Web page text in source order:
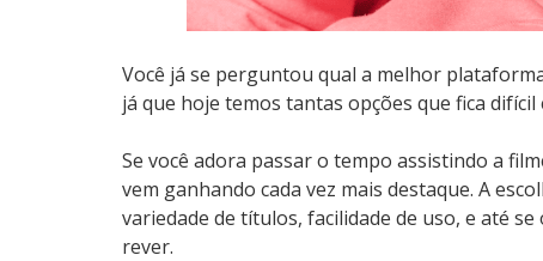
Você já se perguntou qual a melhor
já que hoje temos tantas opções que fica difícil
Se você adora passar o tempo assistindo a
vem ganhando cada vez mais destaque. A
variedade de títulos, facilidade de uso, e até
rever.